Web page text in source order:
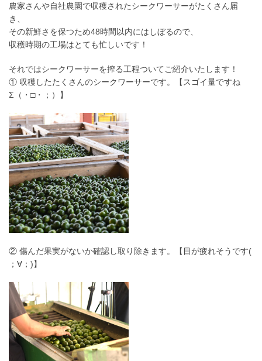
農家さんや自社農園で収穫されたシークワーサーがたくさん届
き、
その新鮮さを保つため48時間以内にはしぼるので、
収穫時期の工場はとても忙しいです！
それではシークワーサーを搾る工程ついてご紹介いたします！
① 収穫したたくさんのシークワーサーです。【スゴイ量ですね
Σ（・□・；）】
② 傷んだ果実がないか確認し取り除きます。【目が疲れそうです(
；∀；)】